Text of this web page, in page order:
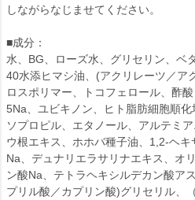
しながらなじませてください。
■成分：
水、BG、ローズ水、グリセリン、ベ
40水添ヒマシ油、(アクリレーツ／ア
ロスポリマー、トコフェロール、酢
5Na、ユビキノン、ヒト脂肪細胞順
ソプロピル、エタノール、アルテミ
ウ根エキス、ホホバ種子油、1,2-ヘ
Na、デュナリエラサリナエキス、オ
ン酸Na、テトラヘキシルデカン酸ア
プリル酸／カプリン酸)グリセリル、